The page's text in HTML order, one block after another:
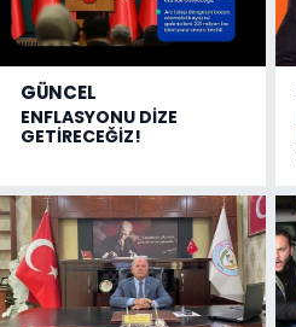
GÜNCEL
ENFLASYONU DİZE
GETİRECEĞİZ!